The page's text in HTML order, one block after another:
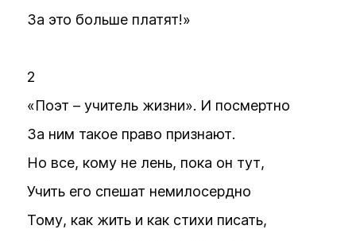
За это больше платят!»
2
«Поэт – учитель жизни». И посмертно
За ним такое право признают.
Но все, кому не лень, пока он тут,
Учить его спешат немилосердно
Тому, как жить и как стихи писать,